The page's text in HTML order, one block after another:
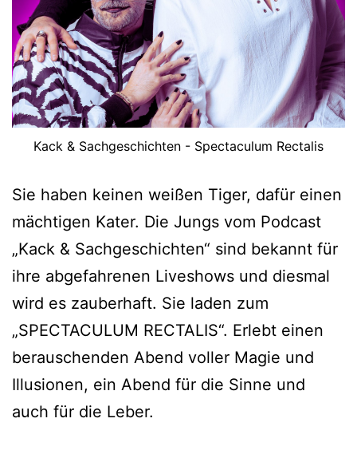
Kack & Sachgeschichten - Spectaculum Rectalis
Sie haben keinen weißen Tiger, dafür einen
mächtigen Kater. Die Jungs vom Podcast
„Kack & Sachgeschichten“ sind bekannt für
ihre abgefahrenen Liveshows und diesmal
wird es zauberhaft. Sie laden zum
„SPECTACULUM RECTALIS“. Erlebt einen
berauschenden Abend voller Magie und
Illusionen, ein Abend für die Sinne und
auch für die Leber.